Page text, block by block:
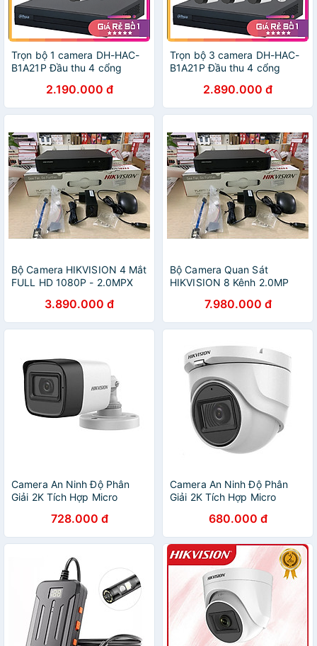
Trọn bộ 1 camera DH-HAC-
B1A21P Đầu thu 4 cổng
Hàng chính hãng
2.190.000 đ
Trọn bộ 3 camera DH-HAC-
B1A21P Đầu thu 4 cổng
Hàng chính hãng
2.890.000 đ
Bộ Camera HIKVISION 4 Mắt
FULL HD 1080P - 2.0MPX
đặt + Ổ Cứng 500GB)
3.890.000 đ
Bộ Camera Quan Sát
HIKVISION 8 Kênh 2.0MP
2.0MPX - Đủ Phụ Kiện Lắp
Đặt ( HDD1TB ) - Hàng
Chính hãng
7.980.000 đ
Camera An Ninh Độ Phân
Giải 2K Tích Hợp Micro
Đồng Trục HIKVISION DS-
2CE16H0T-ITFS - Hàng
Chính Hãng
728.000 đ
Camera An Ninh Độ Phân
Giải 2K Tích Hợp Micro
Đồng Trục HIKVISION DS-
2CE76H0T-ITMFS - Hàng
Chính Hãng
680.000 đ